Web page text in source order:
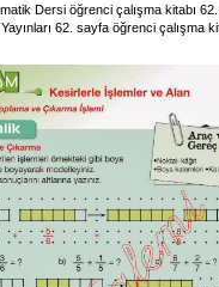
Dersi öğrenci çalışma kitabı
62. sayfa öğrenci çalışma